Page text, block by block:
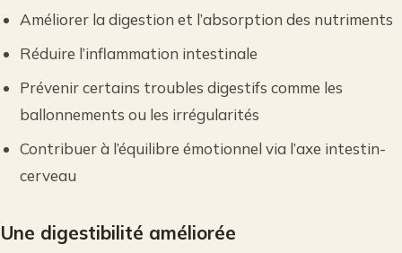
Améliorer la digestion et l’absorption des nutriments
Réduire l’inflammation intestinale
Prévenir certains troubles digestifs comme les
ballonnements ou les irrégularités
Contribuer à l’équilibre émotionnel via l’axe intestin-
cerveau
Une digestibilité améliorée